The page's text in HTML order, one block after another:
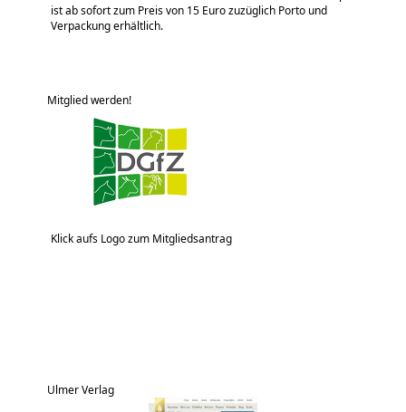
ist ab sofort zum Preis von 15 Euro zuzüglich Porto und
Verpackung erhältlich.
Mitglied werden!
Klick aufs Logo zum Mitgliedsantrag
Ulmer Verlag